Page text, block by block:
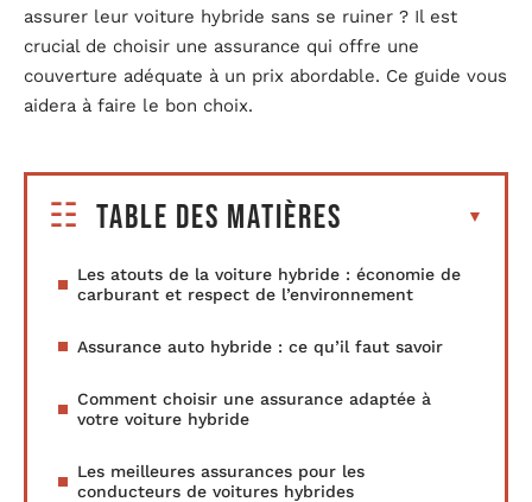
assurer leur voiture hybride sans se ruiner ? Il est
crucial de choisir une assurance qui offre une
couverture adéquate à un prix abordable. Ce guide vous
aidera à faire le bon choix.
Table des matières
Les atouts de la voiture hybride : économie de
carburant et respect de l’environnement
Assurance auto hybride : ce qu’il faut savoir
Comment choisir une assurance adaptée à
votre voiture hybride
Les meilleures assurances pour les
conducteurs de voitures hybrides